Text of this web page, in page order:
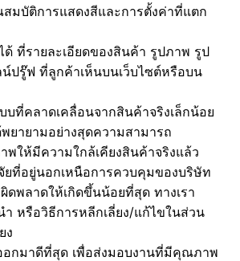
มบัติการแสดงสีและการตั้งค่าที่แตก
ด้ ที่รายละเอียดของสินค้า รูปภาพ รูป
ปรู๊ฟ ที่ลูกค้าเห็นบนเว็บไซต์หรือบน
บที่คลาดเคลื่อนจากสินค้าจริงเล็กน้อย
ยายามอย่างสุดความสามารถ
พให้มีความใกล้เคียงสินค้าจริงแล้ว
ยที่อยู่นอกเหนือการควบคุมของบริษัท
ดพลาดให้เกิดขึ้นน้อยที่สุด ทางเรา
หรือวิธีการหลีกเลี่ยง/แก้ไขในส่วน
ง
อกมาดีที่สุด เพื่อส่งมอบงานที่มีคุณภาพ